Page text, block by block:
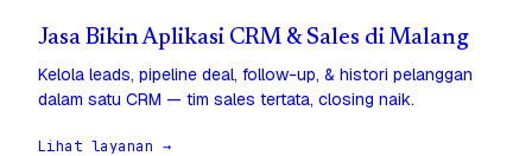
Jasa Bikin Aplikasi CRM & Sales di Malang
Kelola leads, pipeline deal, follow-up, & histori pelanggan
dalam satu CRM — tim sales tertata, closing naik.
Lihat layanan →